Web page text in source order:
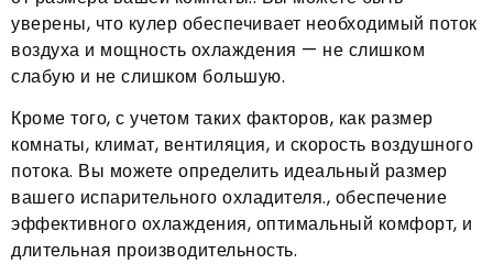
уверены, что кулер обеспечивает необходимый поток
воздуха и мощность охлаждения — не слишком
слабую и не слишком большую.
Кроме того, с учетом таких факторов, как размер
комнаты, климат, вентиляция, и скорость воздушного
потока. Вы можете определить идеальный размер
вашего испарительного охладителя., обеспечение
эффективного охлаждения, оптимальный комфорт, и
длительная производительность.